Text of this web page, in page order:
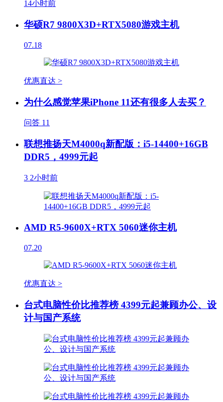
14小时前
华硕R7 9800X3D+RTX5080游戏主机
07.18
优惠直达 >
为什么感觉苹果iPhone 11还有很多人去买？
问答 11
联想推扬天M4000q新配版：i5-14400+16GB
DDR5，4999元起
3 2小时前
AMD R5-9600X+RTX 5060迷你主机
07.20
优惠直达 >
台式电脑性价比推荐榜 4399元起兼顾办公、设
计与国产系统